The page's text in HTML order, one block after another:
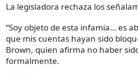
La legisladora rechaza los
“Soy objeto de esta infamia… es
que mis cuentas hayan sido
Brown, quien afirma no haber
formalmente.